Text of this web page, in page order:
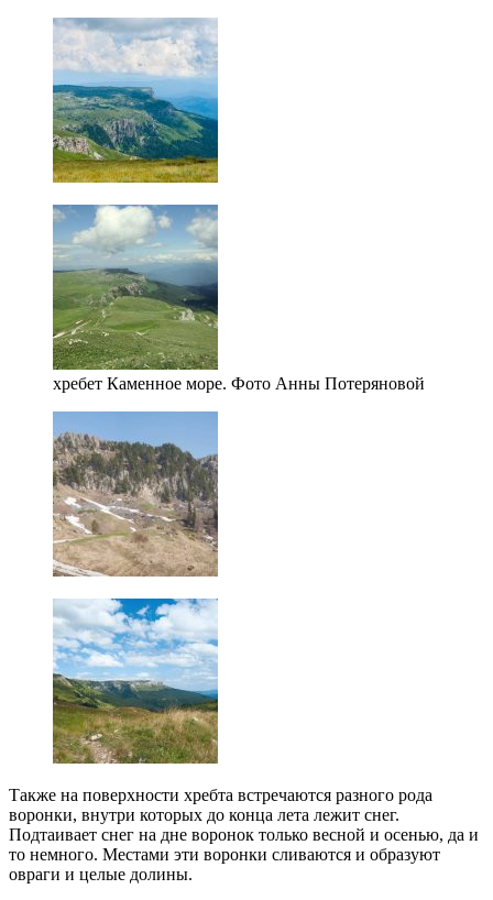
хребет Каменное море. Фото Анны Потеряновой
Также на поверхности хребта встречаются разного рода
воронки, внутри которых до конца лета лежит снег.
Подтаивает снег на дне воронок только весной и осенью, да и
то немного. Местами эти воронки сливаются и образуют
овраги и целые долины.